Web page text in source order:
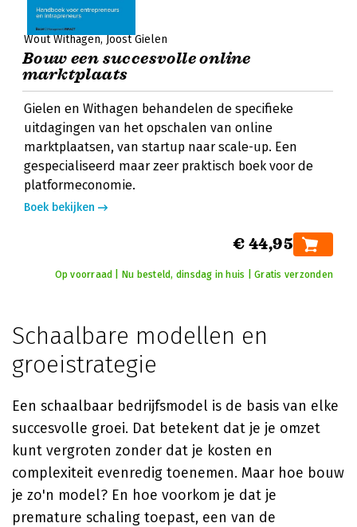
Wout Withagen Joost Gielen
Bouw een succesvolle online
marktplaats
Gielen en Withagen behandelen de specifieke
uitdagingen van het opschalen van online
marktplaatsen, van startup naar scale-up. Een
gespecialiseerd maar zeer praktisch boek voor de
platformeconomie.
Boek bekijken
€ 44,95
Op voorraad | Nu besteld, dinsdag in huis | Gratis verzonden
Schaalbare modellen en
groeistrategie
Een schaalbaar bedrijfsmodel is de basis van elke
succesvolle groei. Dat betekent dat je je omzet
kunt vergroten zonder dat je kosten en
complexiteit evenredig toenemen. Maar hoe bouw
je zo'n model? En hoe voorkom je dat je
premature schaling toepast, een van de